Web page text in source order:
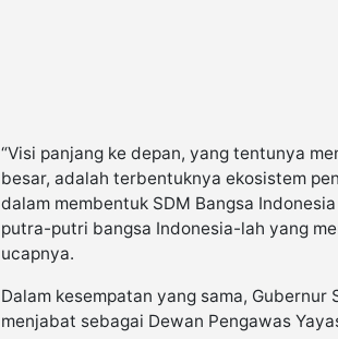
“Visi panjang ke depan, yang tentunya
besar, adalah terbentuknya ekosistem
dalam membentuk SDM Bangsa
putra-putri bangsa Indonesia-lah yang
ucapnya.
Dalam kesempatan yang sama,
menjabat sebagai Dewan Pengawas